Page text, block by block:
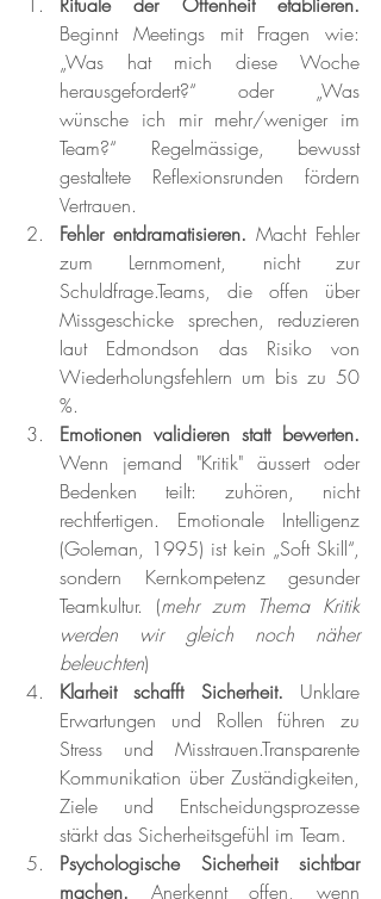
Beginnt Meetings mit Fragen wie:
„Was hat mich diese Woche
herausgefordert?“ oder „Was
wünsche ich mir mehr/weniger im
Team?“ Regelmässige, bewusst
gestaltete Reflexionsrunden fördern
Vertrauen.
Fehler entdramatisieren. Macht Fehler
zum Lernmoment, nicht zur
Schuldfrage.Teams, die offen über
Missgeschicke sprechen, reduzieren
laut Edmondson das Risiko von
Wiederholungsfehlern um bis zu 50
%.
Wenn jemand "Kritik" äussert oder
Bedenken teilt: zuhören, nicht
rechtfertigen. Emotionale Intelligenz
(Goleman, 1995) ist kein „Soft Skill“,
sondern Kernkompetenz gesunder
Teamkultur. (mehr zum Thema Kritik
werden wir gleich noch näher
beleuchten)
Klarheit schafft Sicherheit. Unklare
Erwartungen und Rollen führen zu
Stress und Misstrauen.Transparente
Kommunikation über Zuständigkeiten,
Ziele und Entscheidungsprozesse
stärkt das Sicherheitsgefühl im Team.
Psychologische Sicherheit sichtbar
machen. Anerkennt offen, wenn